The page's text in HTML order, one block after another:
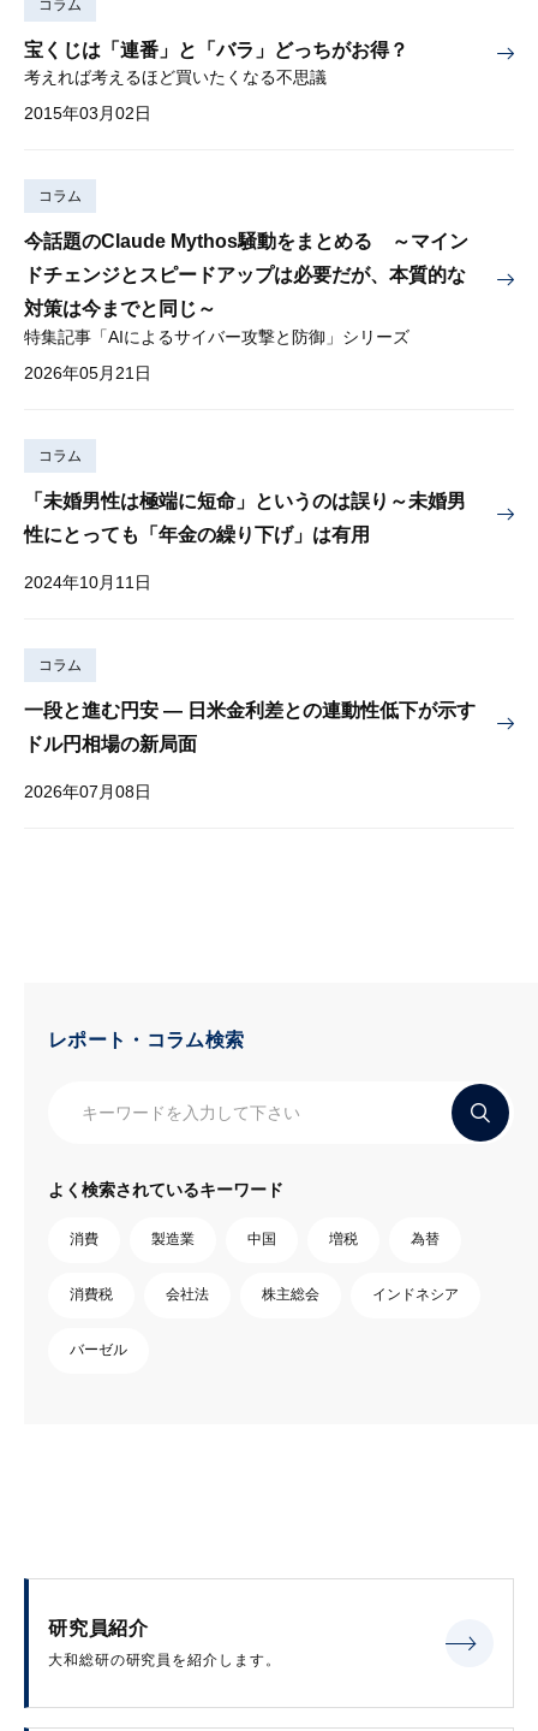
コラム
宝くじは「連番」と「バラ」どっちがお得？
考えれば考えるほど買いたくなる不思議
2015年03月02日
コラム
今話題のClaude Mythos騒動をまとめる ～マイン
ドチェンジとスピードアップは必要だが、本質的な
対策は今までと同じ～
特集記事「AIによるサイバー攻撃と防御」シリーズ
2026年05月21日
コラム
「未婚男性は極端に短命」というのは誤り～未婚男
性にとっても「年金の繰り下げ」は有用
2024年10月11日
コラム
一段と進む円安 — 日米金利差との連動性低下が示す
ドル円相場の新局面
2026年07月08日
レポート・コラム検索
よく検索されているキーワード
消費 製造業 中国 増税 為替
消費税 会社法 株主総会 インドネシア
バーゼル
研究員紹介
大和総研の研究員を紹介します。